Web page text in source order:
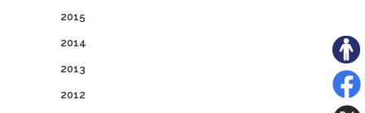
2015
2014
2013
2012